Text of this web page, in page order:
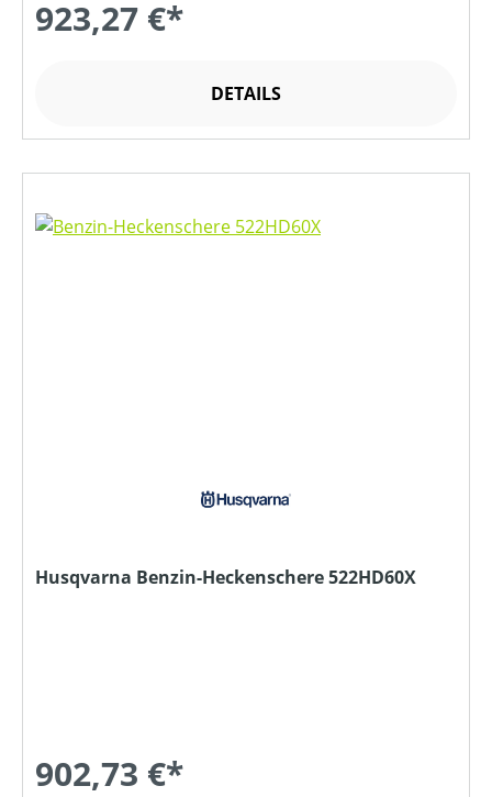
923,27 €*
DETAILS
Husqvarna Benzin-Heckenschere 522HD60X
902,73 €*